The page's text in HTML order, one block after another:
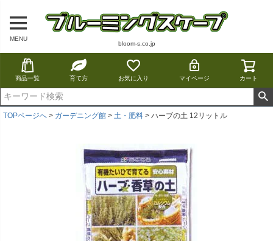
MENU
bloom-s.co.jp
商品一覧 育て方 お気に入り マイページ カート
TOPページへ ガーデニング館 土・肥料 ハーブの土 12リットル